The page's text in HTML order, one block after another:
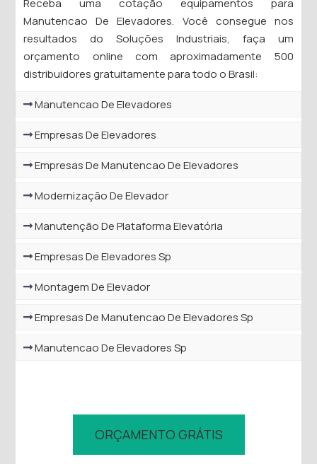
Receba uma cotação equipamentos para
Manutencao De Elevadores. Você consegue nos
resultados do Soluções Industriais, faça um
orçamento online com aproximadamente 500
distribuidores gratuitamente para todo o Brasil:
Manutencao De Elevadores
Empresas De Elevadores
Empresas De Manutencao De Elevadores
Modernização De Elevador
Manutenção De Plataforma Elevatória
Empresas De Elevadores Sp
Montagem De Elevador
Empresas De Manutencao De Elevadores Sp
Manutencao De Elevadores Sp
ORÇAMENTO GRÁTIS